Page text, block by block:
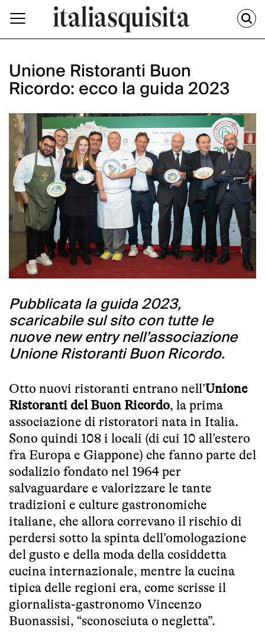
Unione Ristoranti Buon
Ricordo: ecco la guida 2023
Pubblicata la guida 2023,
scaricabile sul sito con tutte le
nuove new entry nell’associazione
Unione Ristoranti Buon Ricordo.
Otto nuovi ristoranti entrano nell’Unione
Ristoranti del Buon Ricordo, la prima
associazione di ristoratori nata in Italia.
Sono quindi 108 i locali (di cui 10 all’estero
fra Europa e Giappone) che fanno parte del
sodalizio fondato nel 1964 per
salvaguardare e valorizzare le tante
tradizioni e culture gastronomiche
italiane, che allora correvano il rischio di
perdersi sotto la spinta dell’omologazione
del gusto e della moda della cosiddetta
cucina internazionale, mentre la cucina
tipica delle regioni era, come scrisse il
giornalista-gastronomo Vincenzo
Buonassisi, “sconosciuta o negletta”.